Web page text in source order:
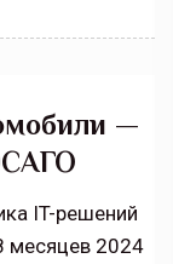
—
IT-решений
месяцев 2024